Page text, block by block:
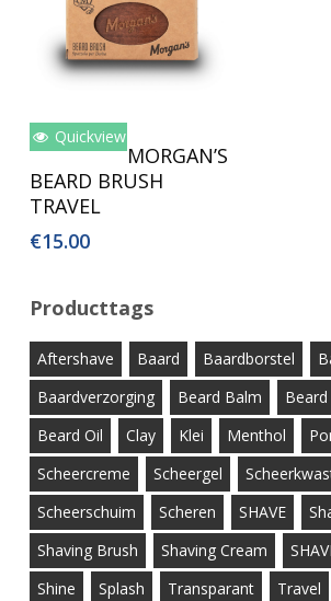
Toevoegen Aan
Winkelwagen
Quickview
MORGAN’S
BEARD BRUSH
TRAVEL
€15.00
Producttags
Aftershave Baard Baardborstel
Baardverzorging
Beard Balm
Beard Oil
Clay Klei Menthol
Scheercreme
Scheergel
Scheerschuim
Scheren SHAVE
Shaving Brush
Shaving Cream
Shine
Splash Transparant Travel